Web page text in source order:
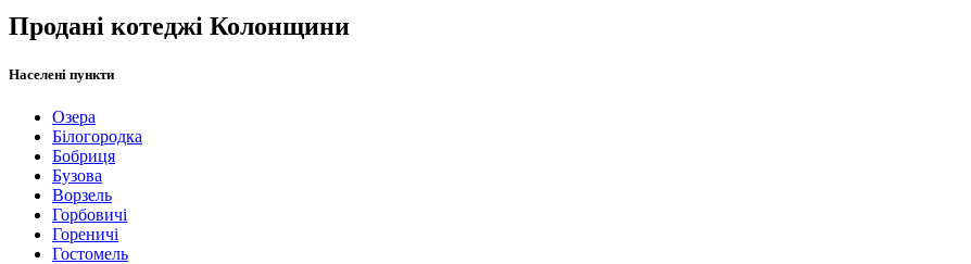
Продані котеджі Колонщини
Населені пункти
Озера
Білогородка
Бобриця
Бузова
Ворзель
Горбовичі
Гореничі
Гостомель